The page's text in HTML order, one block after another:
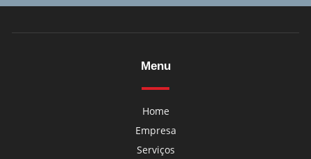
Menu
Home
Empresa
Serviços